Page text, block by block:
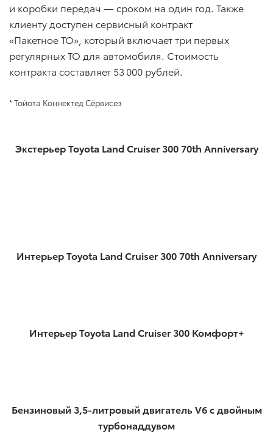
и коробки передач — сроком на один год. Также
клиенту доступен сервисный контракт
«Пакетное ТО», который включает три первых
регулярных ТО для автомобиля. Стоимость
контракта составляет 53 000 рублей.
* Тойота Коннектед Сёрвисез
Экстерьер Toyota Land Cruiser 300 70th Anniversary
Интерьер Toyota Land Cruiser 300 70th Anniversary
Интерьер Toyota Land Cruiser 300 Комфорт+
Бензиновый 3,5-литровый двигатель V6 с двойным
турбонаддувом